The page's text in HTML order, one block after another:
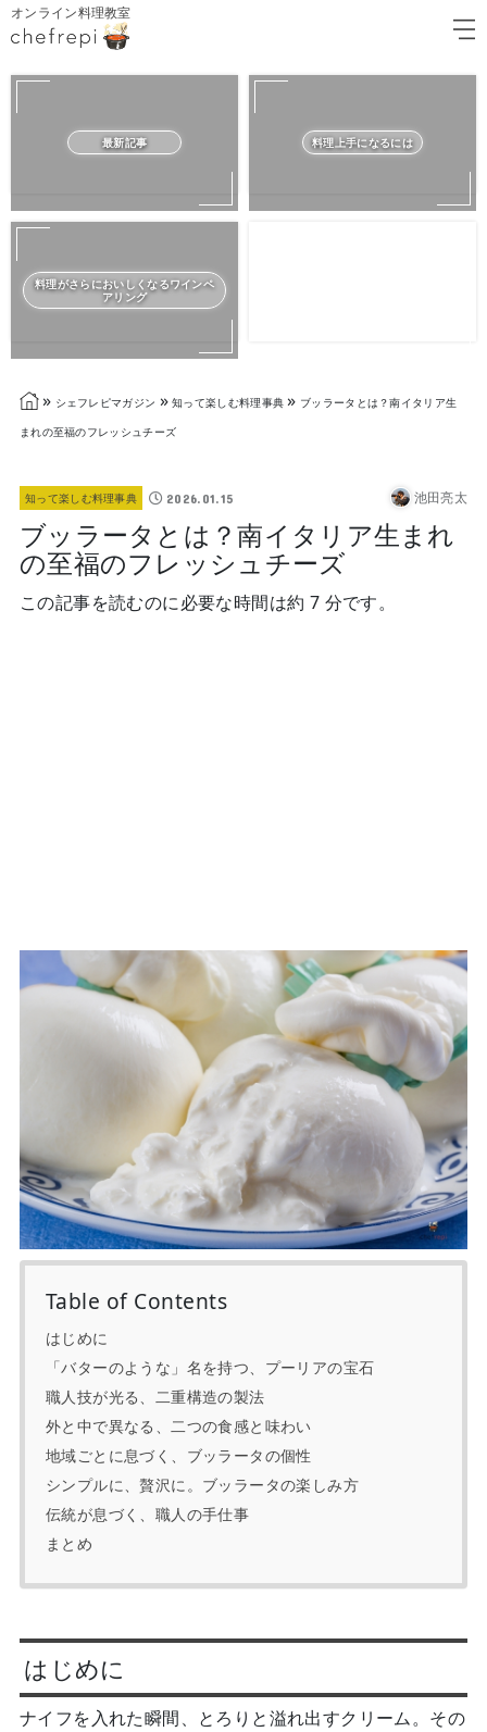
オンライン料理教室
最新記事 料理上手になるには
料理がさらにおいしくなるワインペ
アリング
» シェフレピマガジン » 知って楽しむ料理事典 » ブッラータとは？南イタリア生
まれの至福のフレッシュチーズ
知って楽しむ料理事典 2026.01.15 池田亮太
ブッラータとは？南イタリア生まれ
の至福のフレッシュチーズ
この記事を読むのに必要な時間は約 7 分です。
Table of Contents
はじめに
「バターのような」名を持つ、プーリアの宝石
職人技が光る、二重構造の製法
外と中で異なる、二つの食感と味わい
地域ごとに息づく、ブッラータの個性
シンプルに、贅沢に。ブッラータの楽しみ方
伝統が息づく、職人の手仕事
まとめ
はじめに
ナイフを入れた瞬間、とろりと溢れ出すクリーム。その